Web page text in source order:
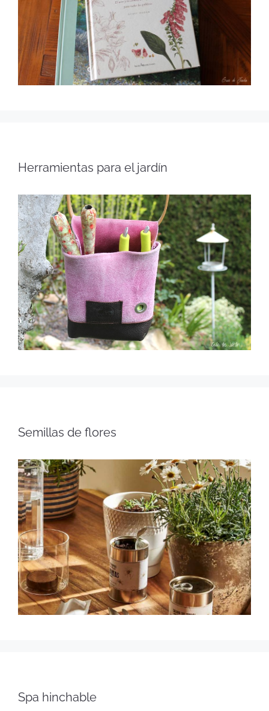
Herramientas para el jardín
Semillas de flores
Spa hinchable